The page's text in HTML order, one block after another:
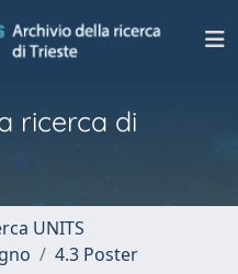
ricerca di
UNITS
4.3 Poster